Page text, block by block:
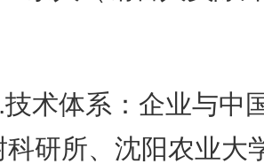
体系：企业与中
科研所、沈阳农业大